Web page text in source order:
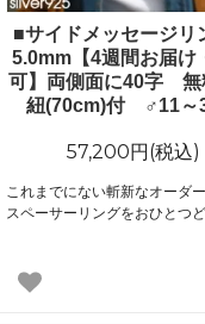
■サイドメッセージリ
5.0mm【4週間お届け
可】両側面に40字 無
紐(70cm)付 ♂11～
57,200円(税込)
これまでにない斬新なオーダ
スペーサーリングをおひとつど